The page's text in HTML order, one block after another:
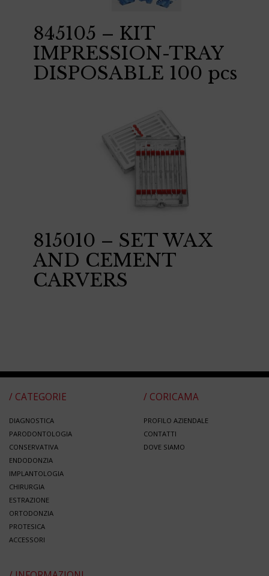
845105 – KIT
IMPRESSION-TRAY
DISPOSABLE 100 pcs
815010 – SET WAX
AND CEMENT
CARVERS
/ CATEGORIE
DIAGNOSTICA
PARODONTOLOGIA
CONSERVATIVA
ENDODONZIA
IMPLANTOLOGIA
CHIRURGIA
ESTRAZIONE
ORTODONZIA
PROTESICA
ACCESSORI
/ CORICAMA
PROFILO AZIENDALE
CONTATTI
DOVE SIAMO